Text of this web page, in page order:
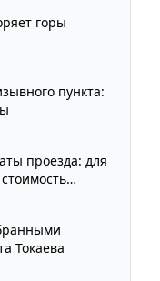
горы
пункта:
проезда: для
Токаева